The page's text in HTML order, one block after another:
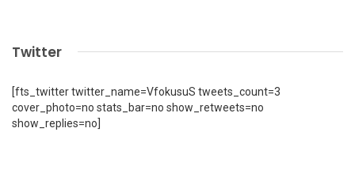
Twitter
[fts_twitter twitter_name=VfokusuS tweets_count=3
cover_photo=no stats_bar=no show_retweets=no
show_replies=no]